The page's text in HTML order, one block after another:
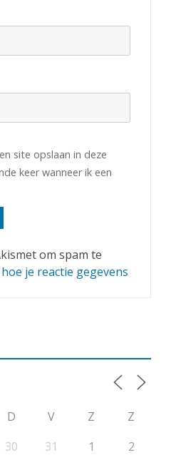
site opslaan in deze
keer wanneer ik een
om spam te
je reactie gegevens
D V Z
Z
30 31 1 2